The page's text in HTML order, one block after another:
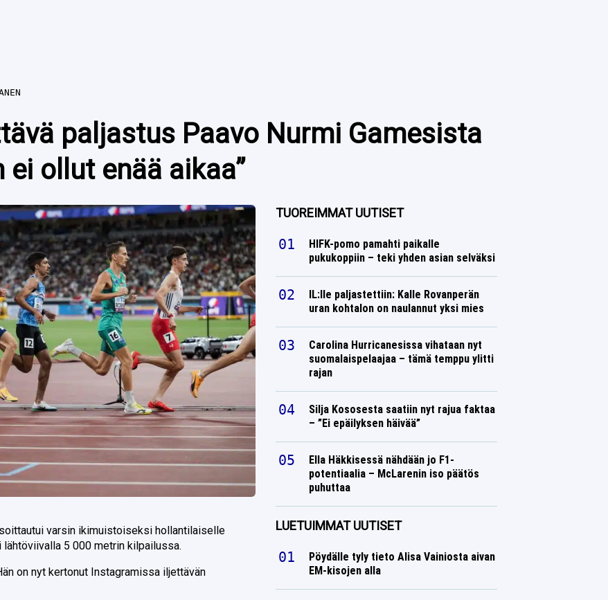
paljastus Paavo Nurmi Gamesista
ei ollut enää aikaa”
varsin ikimuistoiseksi hollantilaiselle
lähtöviivalla 5 000 metrin kilpailussa.
on nyt kertonut Instagramissa iljettävän
TUOREIMMAT UUTISET
HIFK-pomo pamahti paikalle
pukukoppiin – teki yhden asian selväksi
IL:lle paljastettiin: Kalle Rovanperän
uran kohtalon on naulannut yksi mies
Carolina Hurricanesissa vihataan nyt
suomalaispelaajaa – tämä temppu ylitti
rajan
Silja Kososesta saatiin nyt rajua faktaa
– ”Ei epäilyksen häivää”
Ella Häkkisessä nähdään jo F1-
potentiaalia – McLarenin iso päätös
puhuttaa
LUETUIMMAT UUTISET
Pöydälle tyly tieto Alisa Vainiosta aivan
EM-kisojen alla